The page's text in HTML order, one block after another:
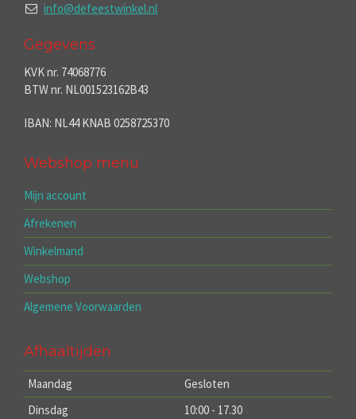
info@defeestwinkel.nl
Gegevens
KVK nr. 74068776
BTW nr. NL001523162B43
IBAN: NL44 KNAB 0258725370
Webshop menu
Mijn account
Afrekenen
Winkelmand
Webshop
Algemene Voorwaarden
Afhaaltijden
Maandag
Gesloten
Dinsdag
10:00 - 17.30